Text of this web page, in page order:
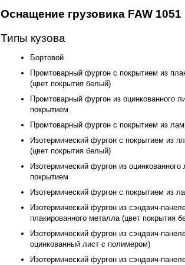
Оснащение грузовика FAW 1051
Типы кузова
Бортовой
Промтоварный фургон с покрытием из
(цвет покрытия белый)
Промтоварный фургон из оцинкованного
покрытием
Промтоварный фургон с покрытием из
Изотермический фургон с покрытием из
(цвет покрытия белый)
Изотермический фургон из
покрытием
Изотермический фургон с покрытием из
Изотермический фургон из сэндвич-
плакированного металла (цвет покрытия
Изотермический фургон из сэндвич-
оцинкованный лист с полимером)
Изотермический фургон из сэндвич-